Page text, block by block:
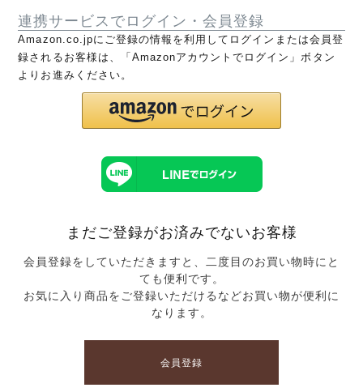
連携サービスでログイン・会員登録
Amazon.co.jpにご登録の情報を利用してログインまたは会員登
録されるお客様は、「Amazonアカウントでログイン」ボタン
よりお進みください。
まだご登録がお済みでないお客様
会員登録をしていただきますと、二度目のお買い物時にと
ても便利です。
お気に入り商品をご登録いただけるなどお買い物が便利に
なります。
会員登録